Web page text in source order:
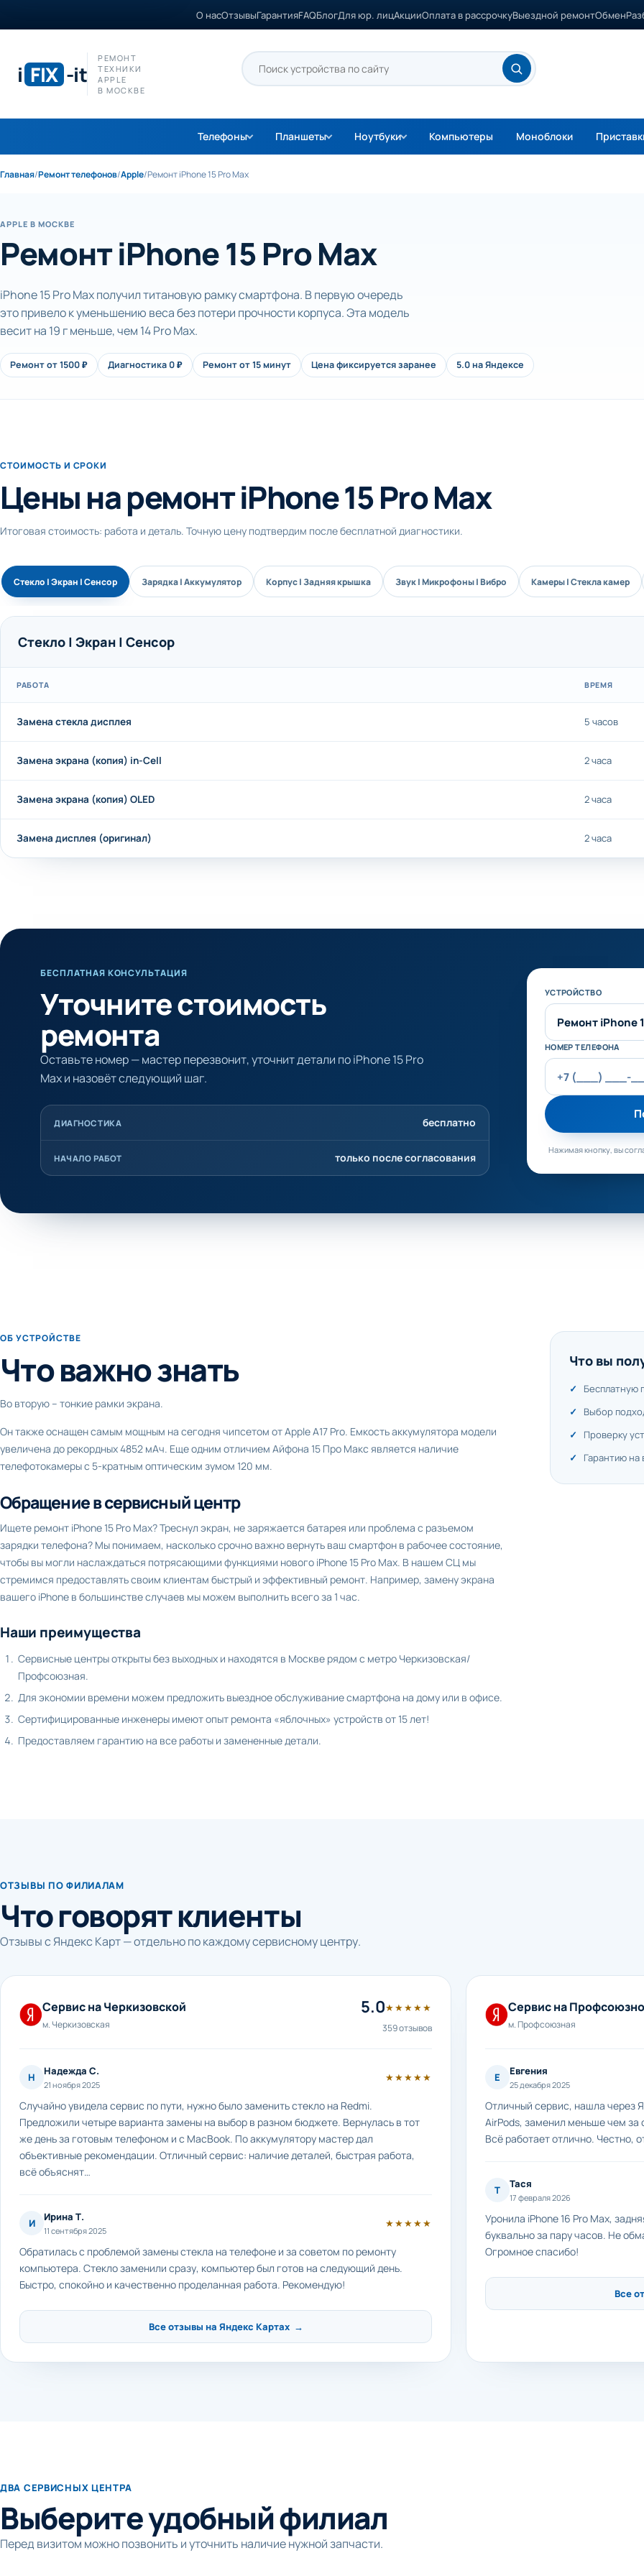
О насОтзывыГарантияFAQБлогДля юр. лицАкцииОплата в рассрочкуВыездной ремонтОбмен
i FIX -it
РЕМОНТ
ТЕХНИКИ
APPLE
В МОСКВЕ
Телефоны Планшеты Ноутбуки Компьютеры Моноблоки
Главная/Ремонт телефонов/Apple/Ремонт iPhone 15 Pro Max
APPLE В МОСКВЕ
Ремонт iPhone 15 Pro Max
iPhone 15 Pro Max получил титановую рамку смартфона. В первую очередь
это привело к уменьшению веса без потери прочности корпуса. Эта модель
весит на 19 г меньше, чем 14 Pro Max.
Ремонт от 1500 ₽ Диагностика 0 ₽ Ремонт от 15 минут Цена фиксируется заранее 5.0 на Яндексе
СТОИМОСТЬ И СРОКИ
Цены на ремонт iPhone 15 Pro Max
Итоговая стоимость: работа и деталь. Точную цену подтвердим после бесплатной диагностики.
Стекло | Экран | Сенсор Зарядка | Аккумулятор Корпус | Задняя крышка Звук | Микрофоны | Вибро Камеры | Стекла камер
Стекло | Экран | Сенсор
РАБОТА ВРЕМЯ
Замена стекла дисплея 5 часов
Замена экрана (копия) in-Cell 2 часа
Замена экрана (копия) OLED 2 часа
Замена дисплея (оригинал) 2 часа
БЕСПЛАТНАЯ КОНСУЛЬТАЦИЯ
Уточните стоимость
ремонта
Оставьте номер — мастер перезвонит, уточнит детали по iPhone 15 Pro
Max и назовёт следующий шаг.
ДИАГНОСТИКА бесплатно
НАЧАЛО РАБОТ только после согласования
Не заполняйте это
УСТРОЙСТВО
НОМЕР ТЕЛЕФОНА
Нажимая кнопку, вы
ОБ УСТРОЙСТВЕ
Что важно знать
Во вторую – тонкие рамки экрана.
Он также оснащен самым мощным на сегодня чипсетом от Apple А17 Pro. Емкость аккумулятора модели
увеличена до рекордных 4852 мАч. Еще одним отличием Айфона 15 Про Макс является наличие
телефотокамеры с 5-кратным оптическим зумом 120 мм.
Обращение в сервисный центр
Ищете ремонт iPhone 15 Pro Max? Треснул экран, не заряжается батарея или проблема с разъемом
зарядки телефона? Мы понимаем, насколько срочно важно вернуть ваш смартфон в рабочее состояние,
чтобы вы могли наслаждаться потрясающими функциями нового iPhone 15 Pro Max. В нашем СЦ мы
стремимся предоставлять своим клиентам быстрый и эффективный ремонт. Например, замену экрана
вашего iPhone в большинстве случаев мы можем выполнить всего за 1 час.
Наши преимущества
Сервисные центры открыты без выходных и находятся в Москве рядом с метро Черкизовская/
Профсоюзная.
Для экономии времени можем предложить выездное обслуживание смартфона на дому или в офисе.
Сертифицированные инженеры имеют опыт ремонта «яблочных» устройств от 15 лет!
Предоставляем гарантию на все работы и замененные детали.
Что вы
Бесплатную
Выбор
Проверку
Гарантию
ОТЗЫВЫ ПО ФИЛИАЛАМ
Что говорят клиенты
Отзывы с Яндекс Карт — отдельно по каждому сервисному центру.
Сервис на Черкизовской
м. Черкизовская
5.0★★★★★
359 отзывов
Н Надежда С.
21 ноября 2025
★★★★★
Случайно увидела сервис по пути, нужно было заменить стекло на Redmi.
Предложили четыре варианта замены на выбор в разном бюджете. Вернулась в тот
же день за готовым телефоном и с MacBook. По аккумулятору мастер дал
объективные рекомендации. Отличный сервис: наличие деталей, быстрая работа,
всё объяснят…
И Ирина Т.
11 сентября 2025
★★★★★
Обратилась с проблемой замены стекла на телефоне и за советом по ремонту
компьютера. Стекло заменили сразу, компьютер был готов на следующий день.
Быстро, спокойно и качественно проделанная работа. Рекомендую!
Все отзывы на Яндекс Картах →
Сервис на
м. Профсоюзная
Е Евгения
25 декабря 2025
Отличный сервис, нашла через
AirPods, заменил меньше чем за
Всё работает отлично. Честно,
Т Тася
17 февраля 2026
Уронила iPhone 16 Pro Max,
буквально за пару часов. Не
Огромное спасибо!
Все
ДВА СЕРВИСНЫХ ЦЕНТРА
Выберите удобный филиал
Перед визитом можно позвонить и уточнить наличие нужной запчасти.